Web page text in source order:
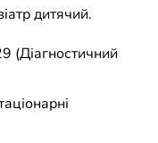
дитячий.
(Діагностичний